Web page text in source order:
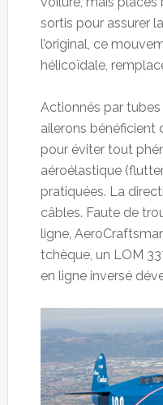
sortis pour assurer
l’original, ce
hélicoïdale,
Actionnés par
ailerons bénéficient
pour éviter tout
aéroélastique
pratiquées. La
câbles. Faute de
ligne,
tchèque, un LOM
en ligne inversé